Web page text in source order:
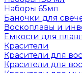
Наборы 65мл
Баночки для
Воскоплавы и
Емкости для
Красители
Красители для
Красители для